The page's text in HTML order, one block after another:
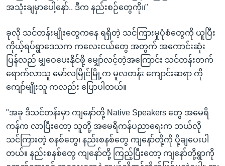
အသုံးချမှာပေါ့နော်.. ဒီက နည်းစဉ်တွေကို။"
ခုလို သင်တန်းမျိုးတွေကနေ ရရှိတဲ့ သင်ကြားမှုပုံစံတွေကို ယူပြီး
ကိုယ့်ရပ်ရွာဒေသက ကလေးငယ်တွေ အတွက် အကောင်းဆုံး
ပြန်လည် မျှဝေပေးနိုင်ဖို့ မျှော်လင့်တဲ့အကြောင်း သင်တန်းတက်
ရောက်လာသူ မော်လမြိုင်မြို့က မူလတန်း ကျောင်းဆရာ ကို
ကျော်မျိုးသူ ကလည်း ပြောပါတယ်။
"အခု ဒီသင်တန်းမှာ ကျနော်တို့ Native Speakers တွေ အမေရိ
ကန်က လာပြီးတော့ သူတို့ အမေရိကန်ပညာရေးက ဘယ်လို
သင်ကြားတဲ့ စနစ်တွေ၊ နည်းစနစ်တွေ ကျနော်တို့ကို ပို့ချပေးပါ
တယ်။ နည်းစနစ်တွေ ကျနော်တို့ ကြည့်ပြီးတော့ ကျနော်တို့ရွာကို